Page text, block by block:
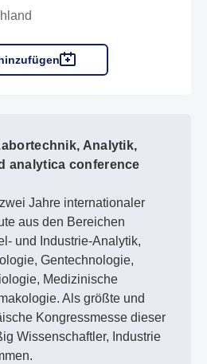
Analytik,
analytica conference
Jahre internationaler
aus den Bereichen
und Industrie-Analytik,
Gentechnologie,
Medizinische
Als größte und
Kongressmesse dieser
Wissenschaftler, Industrie